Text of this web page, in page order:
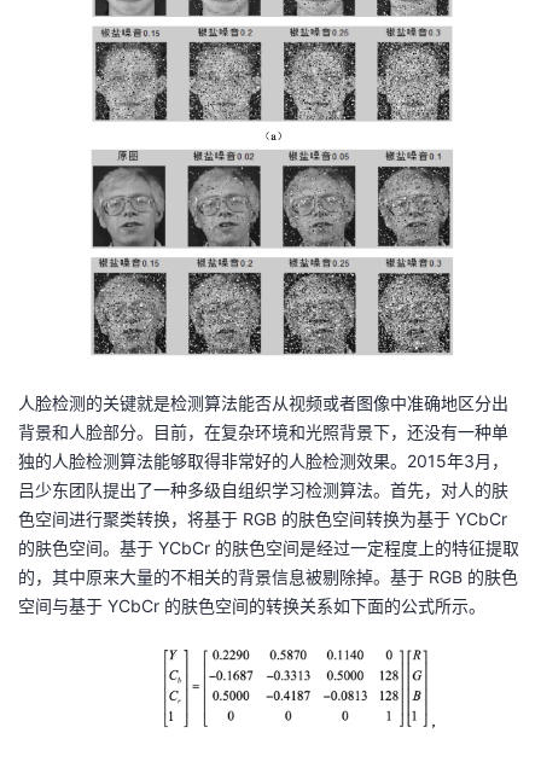
人脸检测的关键就是检测算法能否从视频或者图像中准确地区分出
背景和人脸部分。目前，在复杂环境和光照背景下，还没有一种单
独的人脸检测算法能够取得非常好的人脸检测效果。 2015年3月，
吕少东团队提出了一种多级自组织学习检测算法。首先，对人的肤
色空间进行聚类转换，将基于 RGB 的肤色空间转换为基于 YCbCr
的肤色空间。基于 YCbCr 的肤色空间是经过一定程度上的特征提取
的，其中原来大量的不相关的背景信息被剔除掉。基于 RGB 的肤色
空间与基于 YCbCr 的肤色空间的转换关系如下面的公式所示。